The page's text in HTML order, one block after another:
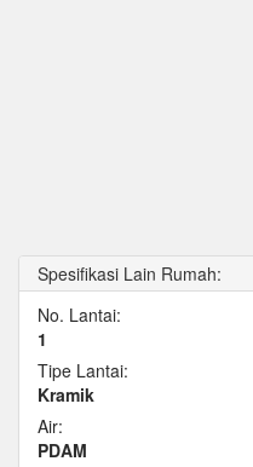
Spesifikasi Lain Rumah:
No. Lantai:
1
Tipe Lantai:
Kramik
Air:
PDAM